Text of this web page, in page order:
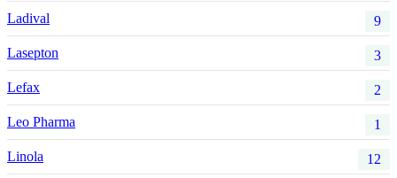
Ladival 9
Lasepton 3
Lefax 2
Leo Pharma 1
Linola 12